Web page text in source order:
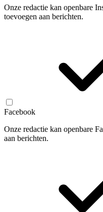
Onze redactie kan openbare
toevoegen aan berichten.
Facebook
Onze redactie kan openbare
aan berichten.